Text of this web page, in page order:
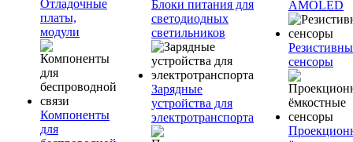
Отладочные
платы,
модули
Компоненты
для
Блоки питания для
светодиодных
светильников
Зарядные
устройства для
электротранспорта
AMOLED
сенсоры